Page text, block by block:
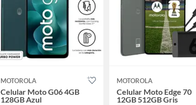
MOTOROLA
Celular Moto G06 4GB
128GB Azul
MOTOROLA
Celular Moto Edge 70
12GB 512GB Gris